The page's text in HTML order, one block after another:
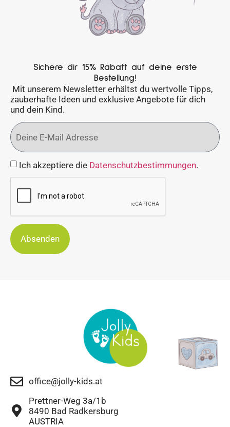
Sichere dir 15% Rabatt auf deine erste
Bestellung!
Mit unserem Newsletter erhältst du wertvolle Tipps,
zauberhafte Ideen und exklusive Angebote für dich
und dein Kind.
Ich akzeptiere die Datenschutzbestimmungen.
Absenden
office@jolly-kids.at
Prettner-Weg 3a/1b
8490 Bad Radkersburg
AUSTRIA